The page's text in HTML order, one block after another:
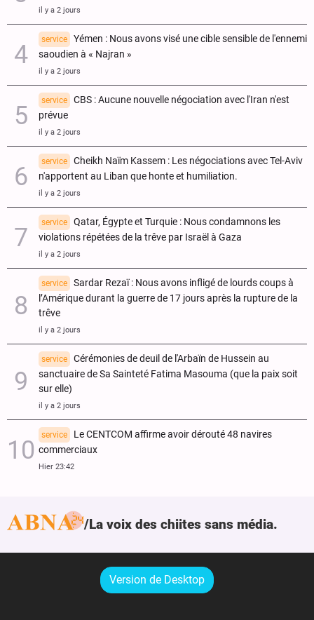
il y a 2 jours
service
Yémen : Nous avons visé une cible sensible de l'ennemi
saoudien à « Najran »
il y a 2 jours
service
CBS : Aucune nouvelle négociation avec l'Iran n'est
prévue
il y a 2 jours
service
Cheikh Naïm Kassem : Les négociations avec Tel-Aviv
n'apportent au Liban que honte et humiliation.
il y a 2 jours
service
Qatar, Égypte et Turquie : Nous condamnons les
violations répétées de la trêve par Israël à Gaza
il y a 2 jours
service
Sardar Rezaï : Nous avons infligé de lourds coups à
l’Amérique durant la guerre de 17 jours après la rupture de la
trêve
il y a 2 jours
service
Cérémonies de deuil de l'Arbaïn de Hussein au
sanctuaire de Sa Sainteté Fatima Masouma (que la paix soit
sur elle)
il y a 2 jours
service
Le CENTCOM affirme avoir dérouté 48 navires
commerciaux
Hier 23:42
La voix des chiites sans média.
Version de Desktop